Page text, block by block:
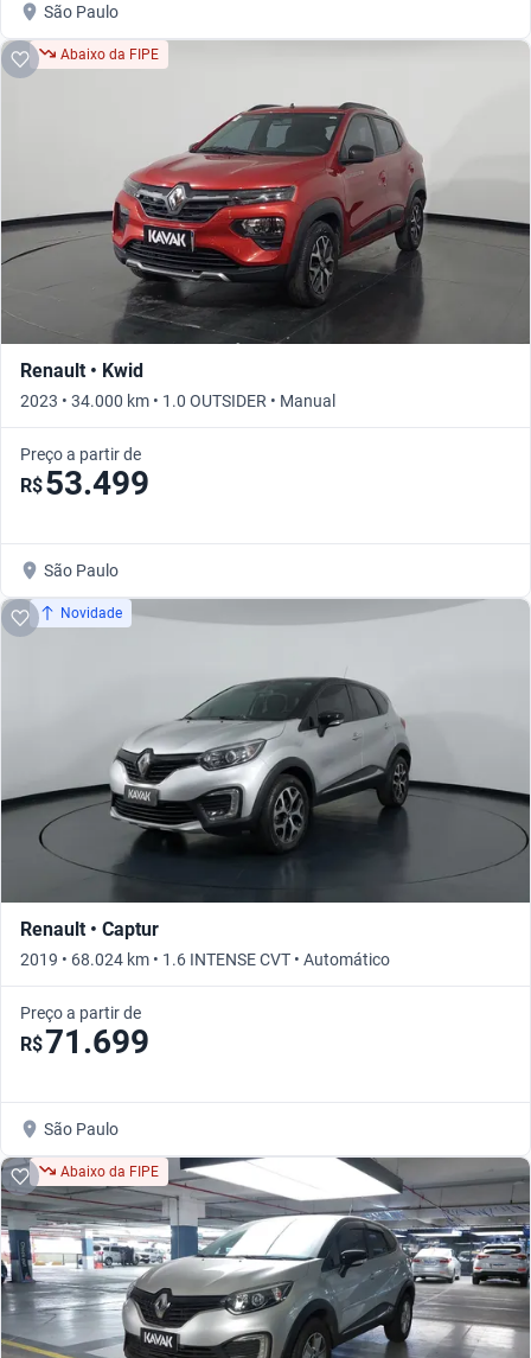
São Paulo
Abaixo da FIPE
Renault • Kwid
2023 • 34.000 km • 1.0 OUTSIDER • Manual
Preço a partir de
R$53.499
São Paulo
Novidade
Renault • Captur
2019 • 68.024 km • 1.6 INTENSE CVT • Automático
Preço a partir de
R$71.699
São Paulo
Abaixo da FIPE